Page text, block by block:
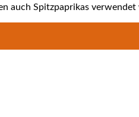
auch Spitz­pa­pri­kas ver­wen­det